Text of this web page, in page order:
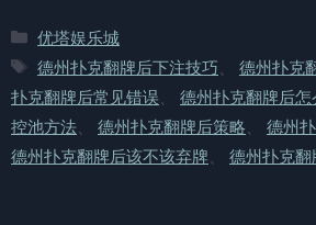
分
类
优塔娱乐城
标
签
德州扑克翻牌后下注技巧 德州扑克
扑克翻牌后常见错误
德州扑克翻牌后怎
控池方法
德州扑克翻牌后策略 德州
德州扑克翻牌后该不该弃牌
德州扑克